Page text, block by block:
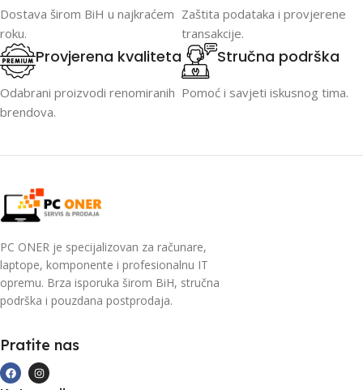
Dostava širom BiH u najkraćem
roku.
Zaštita podataka i provjerene
transakcije.
Provjerena kvaliteta
Odabrani proizvodi renomiranih
brendova.
Stručna podrška
Pomoć i savjeti iskusnog tima.
PC ONER je specijalizovan za računare,
laptope, komponente i profesionalnu IT
opremu. Brza isporuka širom BiH, stručna
podrška i pouzdana postprodaja.
Pratite nas